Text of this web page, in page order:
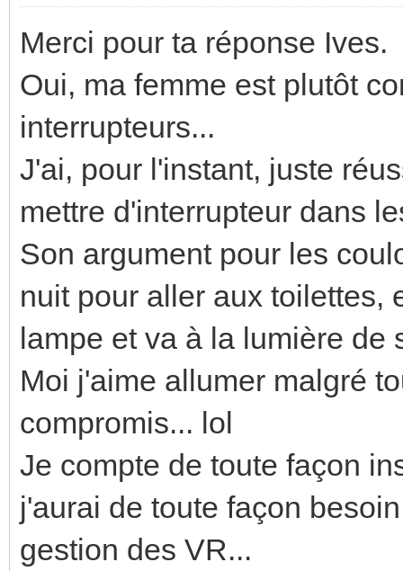
Merci pour ta réponse Ives.
Oui, ma femme est plutôt
interrupteurs...
J'ai, pour l'instant, juste
mettre d'interrupteur dans
Son argument pour les
nuit pour aller aux toilettes,
lampe et va à la lumière de
Moi j'aime allumer malgré
compromis... lol
Je compte de toute façon
j'aurai de toute façon
gestion des VR...